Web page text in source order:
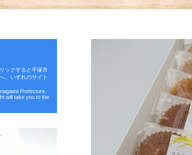
ックすると平塚市
。いずれのサイト
Prefecture.
will take you to the